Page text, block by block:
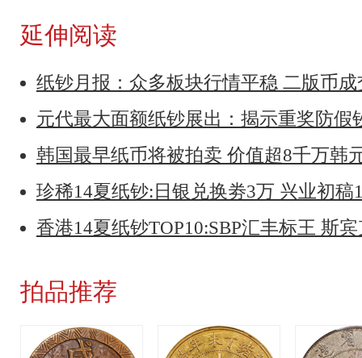
延伸阅读
纸钞月报：众多板块行情平稳 二版币
元代最大面额纸钞展出：揭示重奖防假
韩国最早纸币将被拍卖 价值超8千万韩
珍稀14夏纸钞:日银兑换劵3万 兴业初稿
香港14夏纸钞TOP10:SBP汇丰标王 斯
拍品推荐